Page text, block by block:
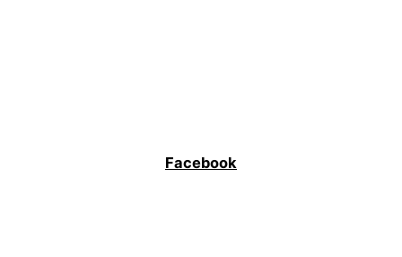
Facebook